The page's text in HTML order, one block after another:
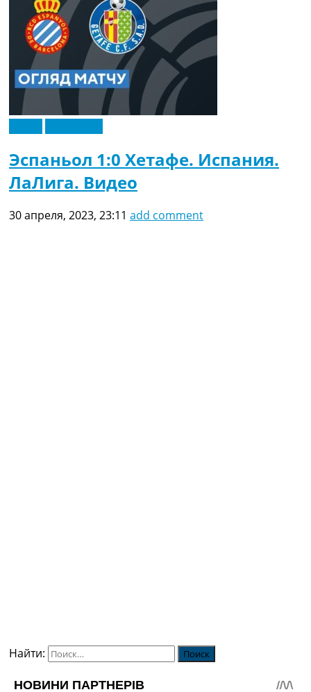
Эспаньол 1:0 Хетафе. Испания.
ЛаЛига. Видео
30 апреля, 2023, 23:11 add comment
Найти: